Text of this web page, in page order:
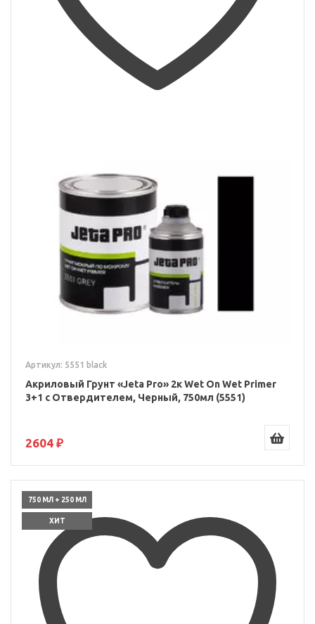
Артикул: 5551 black
Акриловый Грунт «Jeta Pro» 2к Wet On Wet Primer
3+1 с Отвердителем, Черный, 750мл (5551)
2604 ₽
750 МЛ + 250 МЛ
ХИТ